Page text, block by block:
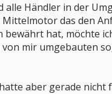
Händler in der
das den
hat, möchte
von mir umgebauten
aber gerade nicht